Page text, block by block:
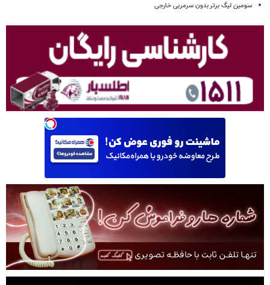
سومین لیگ برتر بدون سرمربی خارجی